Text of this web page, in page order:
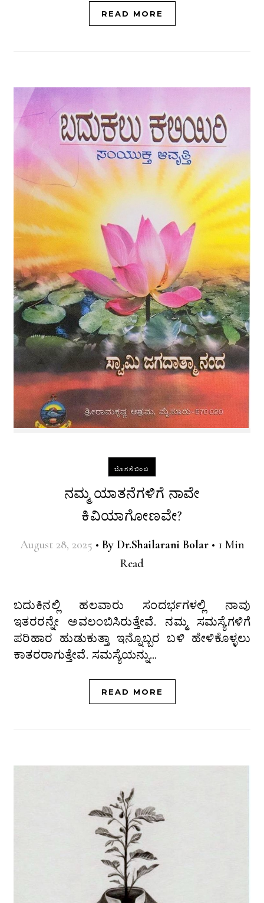
READ MORE
ಬೊಗಸೆಬಿಂಬ
ನಮ್ಮ ಯಾತನೆಗಳಿಗೆ ನಾವೇ
ಕಿವಿಯಾಗೋಣವೇ?
August 28, 2025 • By Dr.Shailarani Bolar • 1 Min
Read
ಬದುಕಿನಲ್ಲಿ ಹಲವಾರು ಸಂದರ್ಭಗಳಲ್ಲಿ ನಾವು
ಇತರರನ್ನೇ ಅವಲಂಬಿಸಿರುತ್ತೇವೆ. ನಮ್ಮ ಸಮಸ್ಯೆಗಳಿಗೆ
ಪರಿಹಾರ ಹುಡುಕುತ್ತಾ ಇನ್ನೊಬ್ಬರ ಬಳಿ ಹೇಳಿಕೊಳ್ಳಲು
ಕಾತರರಾಗುತ್ತೇವೆ. ಸಮಸ್ಯೆಯನ್ನು…
READ MORE